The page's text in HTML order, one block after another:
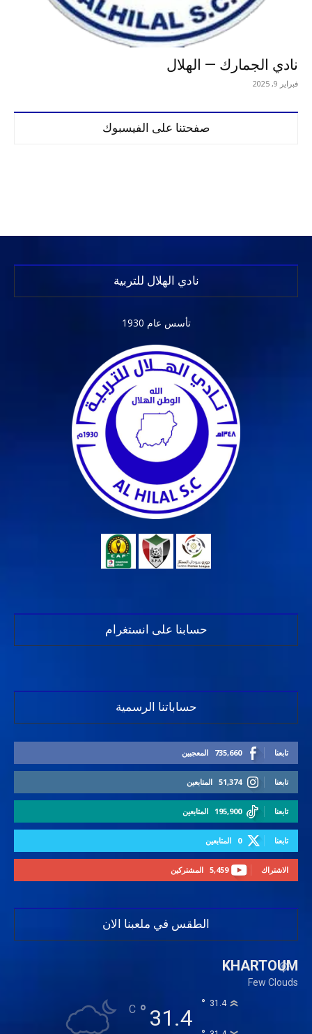
نادي الجمارك — الهلال
فبراير 9, 2025
صفحتنا على الفيسبوك
نادي الهلال للتربية
تأسس عام 1930
حسابنا على انستغرام
حساباتنا الرسمية
735,660 المعجبين تابعنا
51,374 المتابعين تابعنا
195,900 المتابعين تابعنا
0 المتابعين تابعنا
5,459 المشتركين الاشتراك
الطقس في ملعبنا الان
KHARTOUM
Few Clouds
31.4
°
C 31.4
°